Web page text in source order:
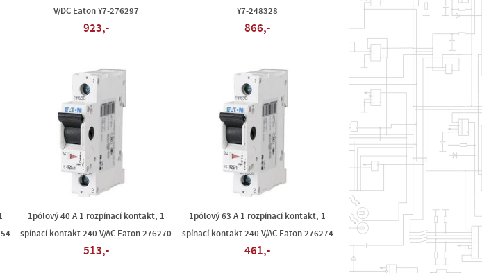
V/DC Eaton Y7-276297
923,-
Y7-248328
866,-
1pólový 40 A 1 rozpínací kontakt, 1
spínací kontakt 240 V/AC Eaton 276270
513,-
1pólový 63 A 1 rozpínací kontakt, 1
spínací kontakt 240 V/AC Eaton 276274
461,-